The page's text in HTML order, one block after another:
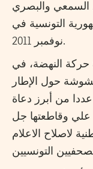
السمعي والبصري
التونسية في
نوفمبر 2011.
حركة النهضة، في
مغشوشة حول الإطار
عددا من أبرز دعاة
علي وقاطعتها جل
لاصلاح الاعلام